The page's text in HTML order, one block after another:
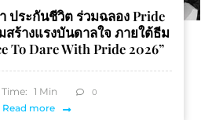
ประกันชีวิต ร่วมฉลอง Pride
สร้างแรงบันดาลใจ ภายใต้ธีม
To Dare With Pride 2026”
1 Min 0
Read more